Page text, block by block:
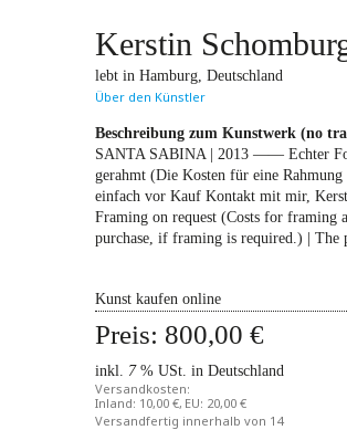
Kerstin
lebt in Hamburg, Deutschland
Über den Künstler
Beschreibung zum Kunstwerk (no
SANTA SABINA | 2013 —— Echter
gerahmt (Die Kosten für eine
einfach vor Kauf Kontakt mit mir,
Framing on request (Costs for framing
purchase, if framing is required.) | The
Kunst kaufen online
Preis: 800,00 €
inkl. 7% USt. in Deutschland
Versandkosten:
Inland: 10,00 € EU: 20,00 €
Versandfertig innerhalb von 14